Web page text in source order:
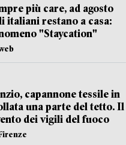
più care, ad agosto
italiani restano a casa:
"Staycation"
capannone tessile in
una parte del tetto. Il
dei vigili del fuoco